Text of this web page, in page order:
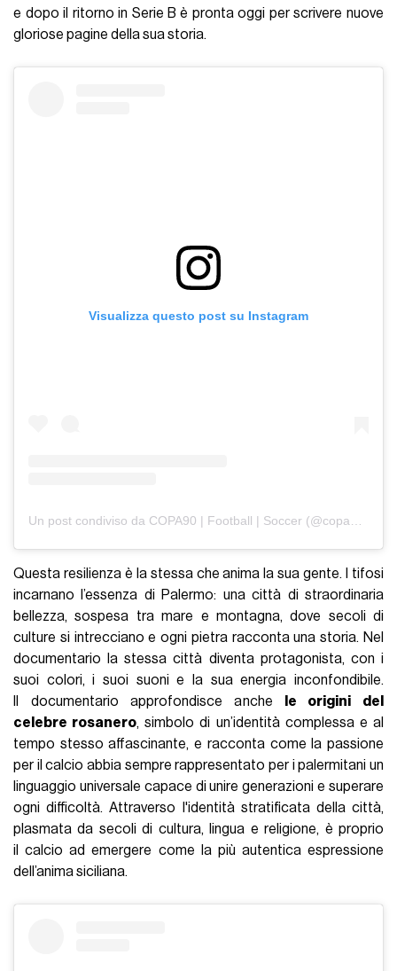
e dopo il ritorno in Serie B è pronta oggi per scrivere nuove
gloriose pagine della sua storia.
Visualizza questo post su Instagram
Questa resilienza è la stessa che anima la sua gente. I tifosi
incarnano l’essenza di Palermo: una città di straordinaria
bellezza, sospesa tra mare e montagna, dove secoli di
culture si intrecciano e ogni pietra racconta una storia. Nel
documentario la stessa città diventa protagonista, con i
suoi colori, i suoi suoni e la sua energia inconfondibile.
Il documentario approfondisce anche
le origini del
celebre rosanero, simbolo di un’identità complessa e al
tempo stesso affascinante, e racconta come la passione
per il calcio abbia sempre rappresentato per i palermitani un
linguaggio universale capace di unire generazioni e superare
ogni difficoltà. Attraverso l'identità stratificata della città,
plasmata da secoli di cultura, lingua e religione, è proprio
il calcio ad emergere come la più autentica espressione
dell’anima siciliana.